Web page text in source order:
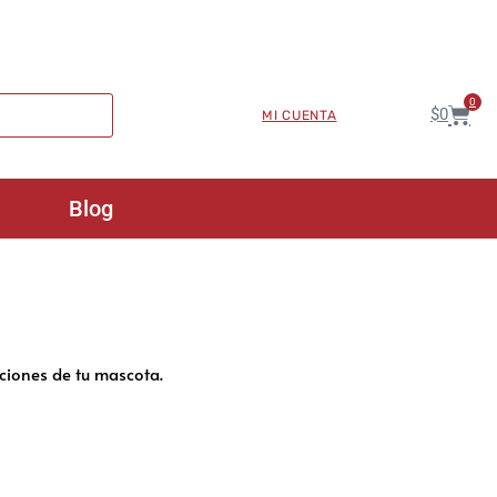
MI CUENTA $0
0
Blog
de tu mascota.